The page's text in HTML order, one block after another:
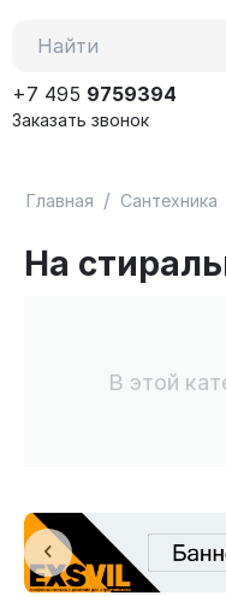
+7 495 9759394
Заказать звонок
Главная / Сантехника
На
В этой